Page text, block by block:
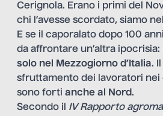
Cerignola. Erano i primi del
chi l’avesse scordato, siamo
E se il caporalato dopo 100
da affrontare un’altra ipocrisia:
solo nel Mezzogiorno d’Italia.
sfruttamento dei lavoratori nei
sono forti anche al Nord.
Secondo il IV Rapporto